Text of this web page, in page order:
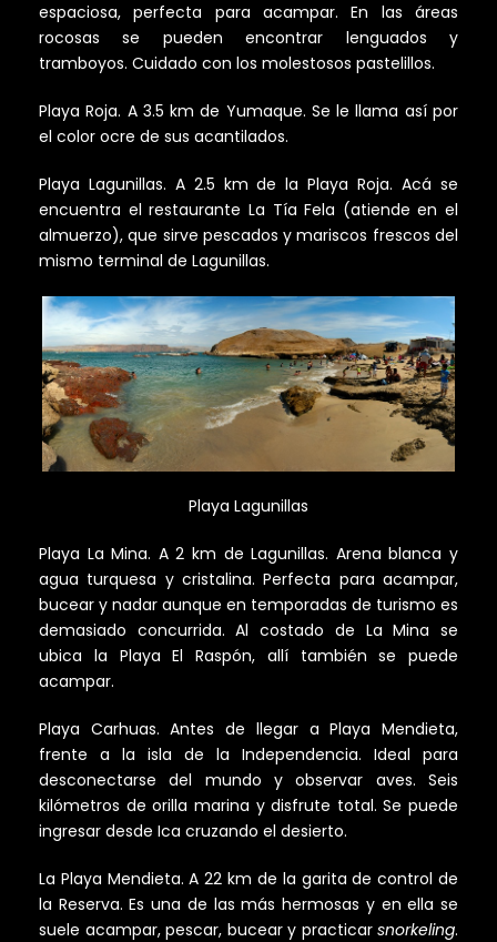
espaciosa, perfecta para acampar. En las áreas
rocosas se pue­den encontrar lenguados y
tramboyos. Cuidado con los molestosos pastelillos.
Playa Roja. A 3.5 km de Yuma­que. Se le llama así por
el color ocre de sus acantilados.
Playa Lagunillas. A 2.5 km de la Playa Roja. Acá se
encuentra el restaurante La Tía Fela (atiende en el
almuerzo), que sirve pescados y mariscos frescos del
mismo terminal de Lagunillas.
Playa Lagunillas
Playa La Mina. A 2 km de Lagunillas. Are­na blanca y
agua turquesa y cristalina. Perfecta para acampar,
bucear y nadar aunque en temporadas de turismo es
demasiado concurrida. Al costado de La Mina se
ubica la Playa El Raspón, allí también se puede
acampar.
Playa Carhuas. Antes de llegar a Playa Mendieta,
frente a la isla de la Independencia. Ideal para
desconectarse del mundo y observar aves. Seis
kilómetros de orilla marina y disfrute total. Se puede
ingresar desde Ica cruzando el desierto.
La Playa Mendieta. A 22 km de la garita de control de
la Reserva. Es una de las más hermosas y en ella se
sue­le acampar, pescar, bucear y practicar snorkeling.